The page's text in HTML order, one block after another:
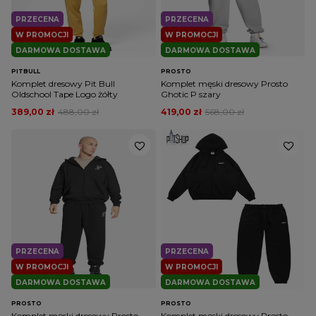
W PROMOCJI
PRZECENA
DARMOWA DOSTAWA
PITBULL
Komplet dresowy Pit Bull
Oldschool Tape Logo żółty
488,00 zł
389,00 zł
W PROMOCJI
PRZECENA
DARMOWA DOSTAWA
PROSTO
Komplet męski dresowy Prosto
Ghotic P szary
568,00 zł
419,00 zł
W PROMOCJI
PRZECENA
DARMOWA DOSTAWA
PROSTO
W PROMOCJI
PRZECENA
DARMOWA DOSTAWA
PROSTO